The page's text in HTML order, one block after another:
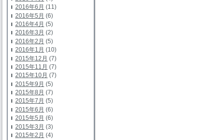
2016年6月 (11)
2016年5月 (6)
2016年4月 (5)
2016年3月 (2)
2016年2月 (5)
2016年1月 (10)
2015年12月 (7)
2015年11月 (7)
2015年10月 (7)
2015年9月 (5)
2015年8月 (7)
2015年7月 (5)
2015年6月 (6)
2015年5月 (6)
2015年3月 (3)
2015年2月 (4)